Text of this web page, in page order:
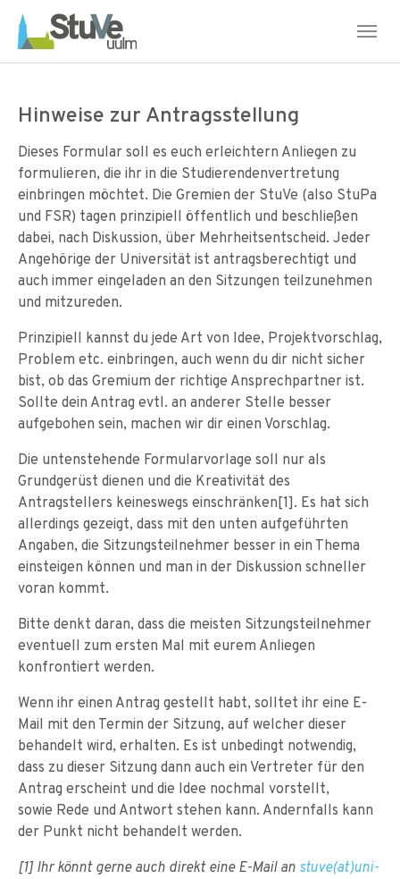
Skip to main navigation
Skip to main content
Skip to page footer
Hinweise zur Antragsstellung
Dieses Formular soll es euch erleichtern Anliegen zu
formulieren, die ihr in die Studierendenvertretung
einbringen möchtet. Die Gremien der StuVe (also StuPa
und FSR) tagen prinzipiell öffentlich und beschließen
dabei, nach Diskussion, über Mehrheitsentscheid. Jeder
Angehörige der Universität ist antragsberechtigt und
auch immer eingeladen an den Sitzungen teilzunehmen
und mitzureden.
Prinzipiell kannst du jede Art von Idee, Projektvorschlag,
Problem etc. einbringen, auch wenn du dir nicht sicher
bist, ob das Gremium der richtige Ansprechpartner ist.
Sollte dein Antrag evtl. an anderer Stelle besser
aufgebohen sein, machen wir dir einen Vorschlag.
Die untenstehende Formularvorlage soll nur als
Grundgerüst dienen und die Kreativität des
Antragstellers keineswegs einschränken[1]. Es hat sich
allerdings gezeigt, dass mit den unten aufgeführten
Angaben, die Sitzungsteilnehmer besser in ein Thema
einsteigen können und man in der Diskussion schneller
voran kommt.
Bitte denkt daran, dass die meisten Sitzungsteilnehmer
eventuell zum ersten Mal mit eurem Anliegen
konfrontiert werden.
Wenn ihr einen Antrag gestellt habt, solltet ihr eine E-
Mail mit den Termin der Sitzung, auf welcher dieser
behandelt wird, erhalten. Es ist unbedingt notwendig,
dass zu dieser Sitzung dann auch ein Vertreter für den
Antrag erscheint und die Idee nochmal vorstellt,
sowie Rede und Antwort stehen kann. Andernfalls kann
der Punkt nicht behandelt werden.
[1] Ihr könnt gerne auch direkt eine E-Mail an stuve(at)uni-